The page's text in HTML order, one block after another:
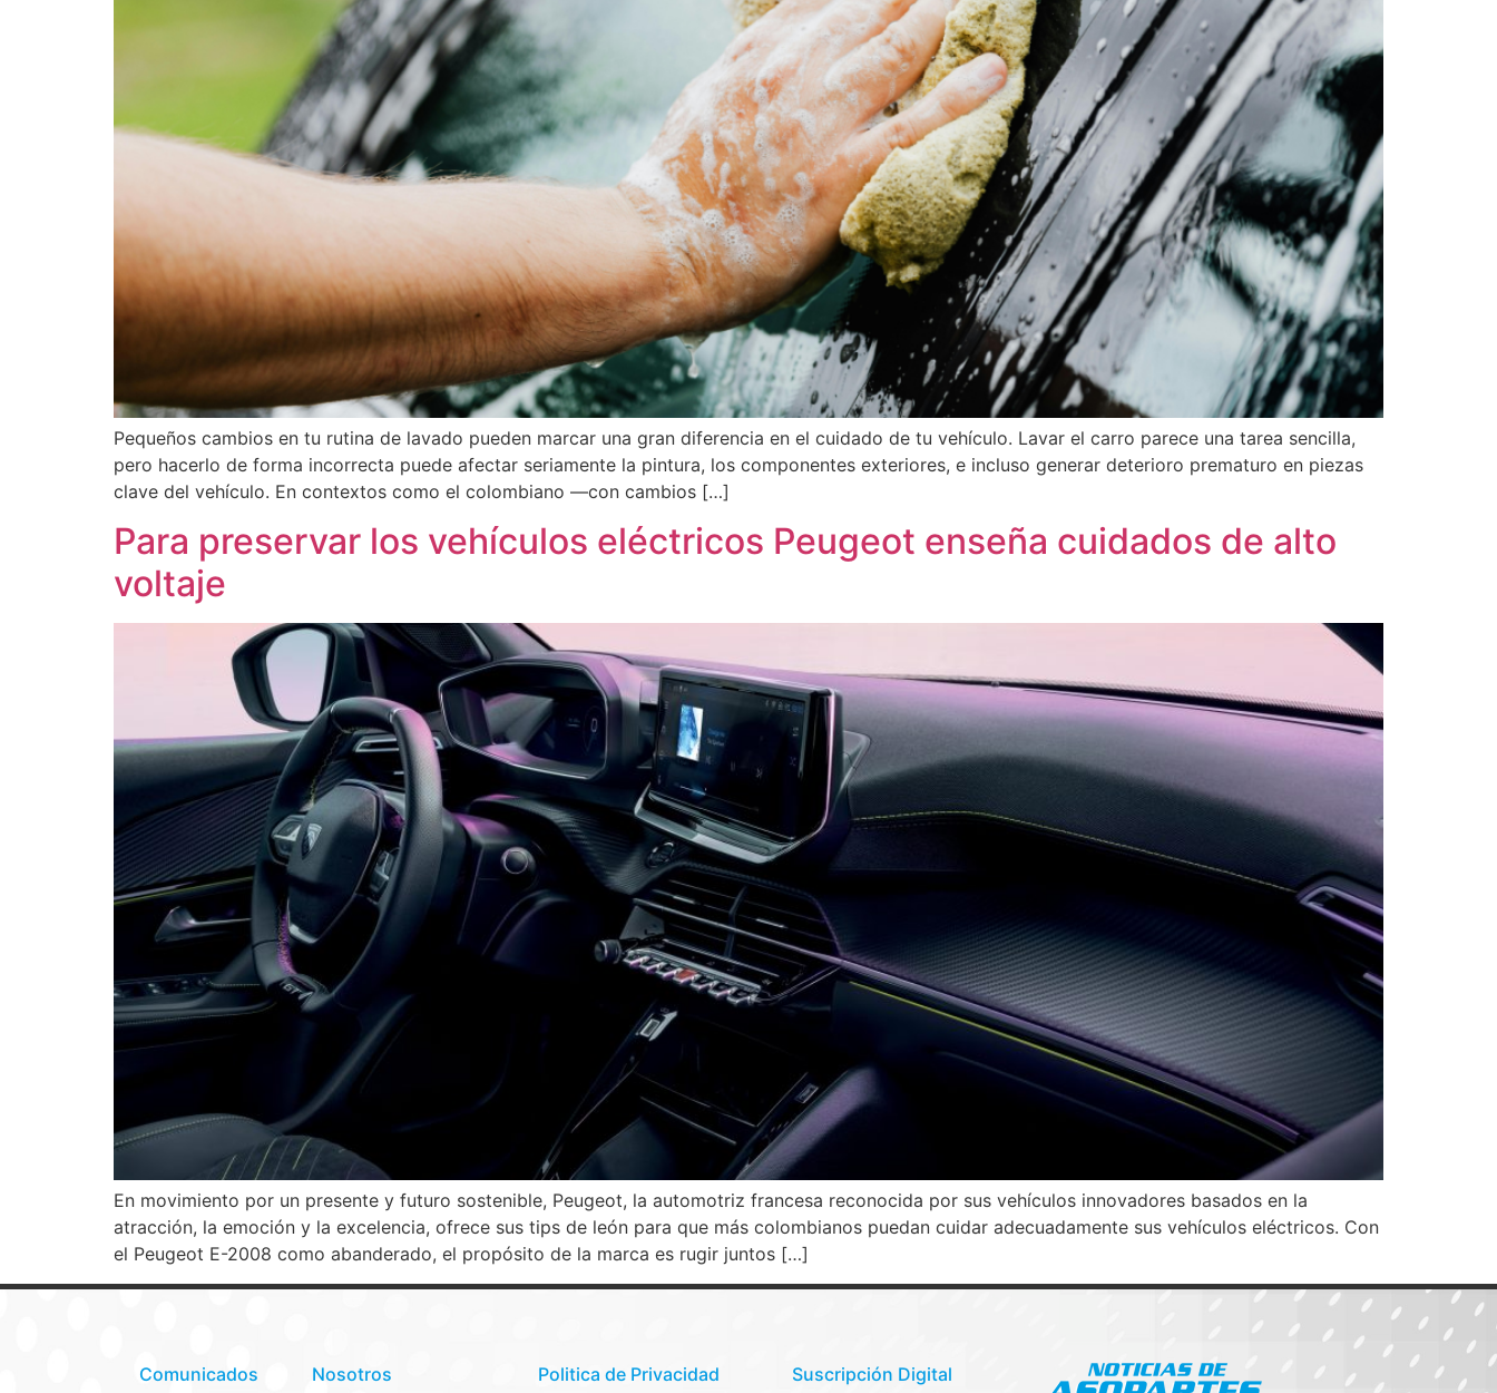
Pequeños cambios en tu rutina de lavado pueden marcar una gran diferencia en el cuidado de tu vehículo. Lavar el carro parece una tarea sencilla,
pero hacerlo de forma incorrecta puede afectar seriamente la pintura, los componentes exteriores, e incluso generar deterioro prematuro en piezas
clave del vehículo. En contextos como el colombiano —con cambios […]
Para preservar los vehículos eléctricos Peugeot enseña cuidados de alto
voltaje
En movimiento por un presente y futuro sostenible, Peugeot, la automotriz francesa reconocida por sus vehículos innovadores basados en la
atracción, la emoción y la excelencia, ofrece sus tips de león para que más colombianos puedan cuidar adecuadamente sus vehículos eléctricos. Con
el Peugeot E-2008 como abanderado, el propósito de la marca es rugir juntos […]
Comunicados Nosotros Politica de Privacidad Suscripción Digital